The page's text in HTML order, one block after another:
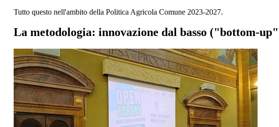
Tutto questo nell'ambito della Politica Agricola Comune 2023-2027.
La metodologia: innovazione dal basso ("bottom-